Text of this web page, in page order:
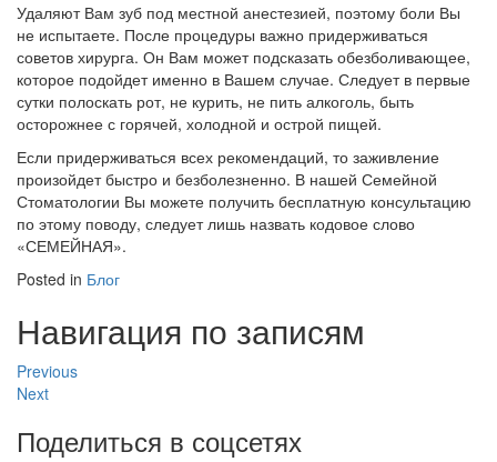
Удаляют Вам зуб под местной анестезией, поэтому боли Вы
не испытаете. После процедуры важно придерживаться
советов хирурга. Он Вам может подсказать обезболивающее,
которое подойдет именно в Вашем случае. Следует в первые
сутки полоскать рот, не курить, не пить алкоголь, быть
осторожнее с горячей, холодной и острой пищей.
Если придерживаться всех рекомендаций, то заживление
произойдет быстро и безболезненно. В нашей Семейной
Стоматологии Вы можете получить бесплатную консультацию
по этому поводу, следует лишь назвать кодовое слово
«СЕМЕЙНАЯ».
Posted in Блог
Навигация по записям
Previous
Next
Поделиться в соцсетях